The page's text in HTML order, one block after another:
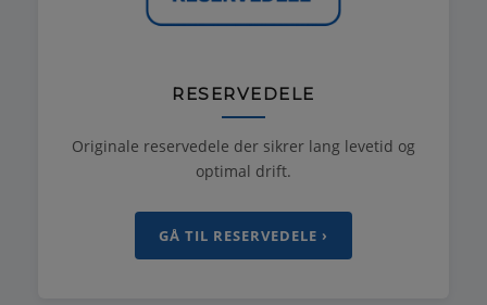
RESERVEDELE
Originale reservedele der sikrer lang levetid og
optimal drift.
GÅ TIL RESERVEDELE ›